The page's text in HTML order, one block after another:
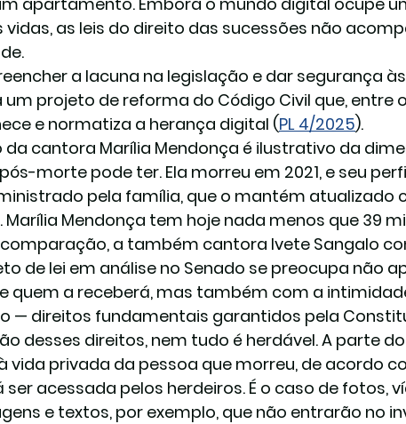
vidas, as leis do direito das sucessões não
a lacuna na legislação e dar segurança
projeto de reforma do Código Civil que, entre
e normatiza a herança digital (PL 4/2025).
da cantora Marília Mendonça é ilustrativo da
morte pode ter. Ela morreu em 2021, e seu
pela família, que o mantém atualizado
Mendonça tem hoje nada menos que 39
a também cantora Ivete Sangalo
de lei em análise no Senado se preocupa não
quem a receberá, mas também com a
— direitos fundamentais garantidos pela
desses direitos, nem tudo é herdável. A parte
vida privada da pessoa que morreu, de acordo
ser acessada pelos herdeiros. É o caso de fotos,
e textos, por exemplo, que não entrarão no